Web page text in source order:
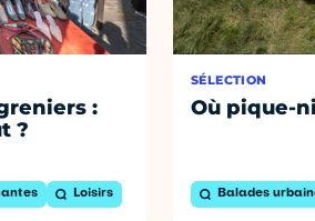
:
?
Loisirs
SÉLECTION
Où pique-
Balades